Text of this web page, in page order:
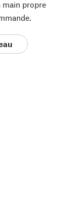
main propre